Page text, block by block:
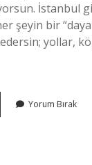
İstanbul
şeyin bir
yollar,
Yorum Bırak